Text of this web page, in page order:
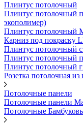
Плинтус потолочный
Плинтус потолочный
экополимер)
Плинтус
Карниз под покраску
Плинтус потолочный с
Плинтус потолочный
Плинтус потолочный
Розетка потолочная из
Потолочные панели
Потолочные панели
Потолочные